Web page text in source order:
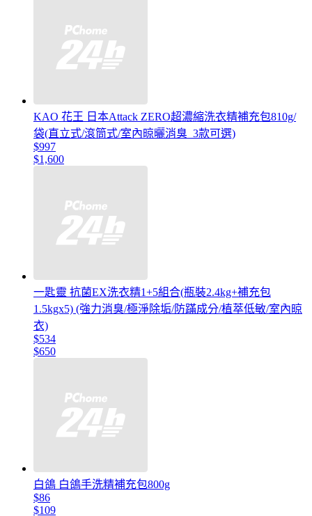
KAO 花王 日本Attack ZERO超濃縮洗衣精補充包810g/
袋(直立式/滾筒式/室內晾曬消臭_3款可選)
$997
$1,600
一匙靈 抗菌EX洗衣精1+5組合(瓶裝2.4kg+補充包
1.5kgx5) (強力消臭/極淨除垢/防蹣成分/植萃低敏/室內晾
衣)
$534
$650
白鴿 白鴿手洗精補充包800g
$86
$109